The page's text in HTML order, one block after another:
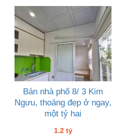
Bán nhà phố 8/ 3 Kim
Ngưu, thoáng đẹp ở ngay,
một tỷ hai
1.2 tỷ